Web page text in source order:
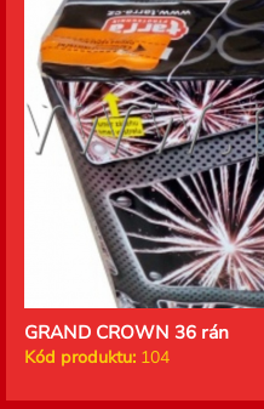
GRAND CROWN 36 rán
Kód produktu: 104